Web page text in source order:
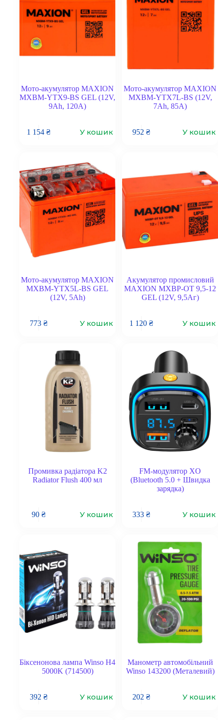
Мото-акумулятор MAXION
MXBM-YTX9-BS GEL (12V,
9Ah, 120A)
1 154 ₴ У кошик
Мото-акумулятор MAXION
MXBM-YTX7L-BS (12V,
7Ah, 85A)
952 ₴ У кошик
Мото-акумулятор MAXION
MXBM-YTX5L-BS GEL
(12V, 5Ah)
773 ₴ У кошик
Акумулятор промисловий
MAXION MXBP-OT 9,5-12
GEL (12V, 9,5Аг)
1 120 ₴ У кошик
Промивка радіатора K2
Radiator Flush 400 мл
90 ₴ У кошик
FM-модулятор XO
(Bluetooth 5.0 + Швидка
зарядка)
333 ₴ У кошик
Біксенонова лампа Winso H4
5000K (714500)
392 ₴ У кошик
Манометр автомобільний
Winso 143200 (Металевий)
202 ₴ У кошик